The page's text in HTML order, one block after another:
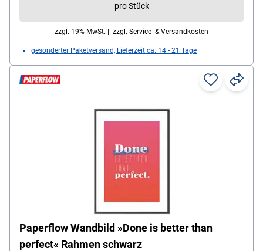
pro Stück
zzgl. 19% MwSt. | zzgl. Service- & Versandkosten
gesonderter Paketversand, Lieferzeit ca. 14 - 21 Tage
Paperflow Wandbild »Done is better than
perfect« Rahmen schwarz